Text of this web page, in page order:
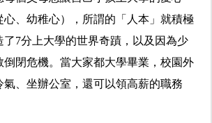
心、幼稚心），所謂的「人本」就積極
了7分上大學的世界奇蹟，以及因為少
倒閉危機。當大家都大學畢業，校園外
氣、坐辦公室，還可以領高薪的職務